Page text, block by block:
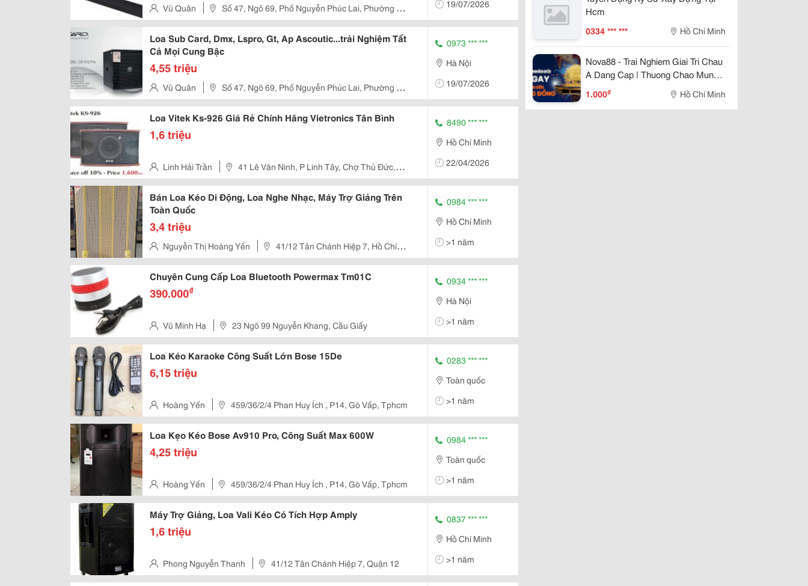
Vũ Quân
Số 47, Ngõ 69, Phố Nguyễn Phúc Lai, Phường Ô
Chợ Dừa, Quận Đống Đa, Thành Phố Hà Nội
19/07/2026
Loa Sub Card, Dmx, Lspro, Gt, Ap Ascoutic...trải Nghiệm Tất
Cả Mọi Cung Bậc
4,55 triệu
Vũ Quân
Số 47, Ngõ 69, Phố Nguyễn Phúc Lai, Phường Ô
Chợ Dừa, Quận Đống Đa, Thành Phố Hà Nội
0973 *** ***
Hà Nội
19/07/2026
Loa Vitek Ks-926 Giá Rẻ Chính Hãng Vietronics Tân Bình
1,6 triệu
Linh Hải Trần
41 Lê Văn Ninh, P Linh Tây, Chợ Thủ Đức,
Tphcm
8490 *** ***
Hồ Chí Minh
22/04/2026
Bán Loa Kéo Di Động, Loa Nghe Nhạc, Máy Trợ Giảng Trên
Toàn Quốc
3,4 triệu
Nguyễn Thị Hoàng Yến
41/12 Tân Chánh Hiệp 7, Hồ Chí
Minh, Việt Nam
0984 *** ***
Hồ Chí Minh
>1 năm
Chuyên Cung Cấp Loa Bluetooth Powermax Tm01C
390.000₫
Vũ Minh Hạ 23 Ngõ 99 Nguyễn Khang, Cầu Giấy
0934 *** ***
Hà Nội
>1 năm
Loa Kéo Karaoke Công Suất Lớn Bose 15De
6,15 triệu
Hoàng Yến 459/36/2/4 Phan Huy Ích , P14, Gò Vấp, Tphcm
0283 *** ***
Toàn quốc
>1 năm
Loa Kẹo Kéo Bose Av910 Pro, Công Suất Max 600W
4,25 triệu
Hoàng Yến 459/36/2/4 Phan Huy Ích , P14, Gò Vấp, Tphcm
0984 *** ***
Toàn quốc
>1 năm
Máy Trợ Giảng, Loa Vali Kéo Có Tích Hợp Amply
1,6 triệu
Phong Nguyễn Thanh 41/12 Tân Chánh Hiệp 7, Quận 12
0837 *** ***
Hồ Chí Minh
>1 năm
Hcm
0334 *** *** Hồ Chí Minh
Nova88 - Trai Nghiem Giai Tri Chau
A Dang Cap | Thuong Chao Mung
1.000₫ Hồ Chí Minh